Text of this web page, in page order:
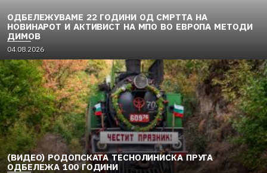
ОДБЕЛЕЖУВАМЕ 22 ГОДИНИ ОД СМРТТА НА
НОВИНАРОТ И АКТИВИСТ НА МПО ВО ЕВРОПА МЕТОДИ
ДИМОВ
04.08.2026
(ВИДЕО) РОДОПСКАТА ТЕСНОЛИНИСКА ПРУГА
ОДБЕЛЕЖА 100 ГОДИНИ